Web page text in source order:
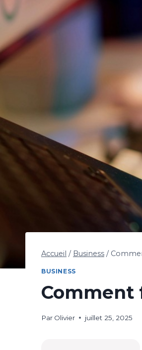
Accueil / Business /
BUSINESS
Comment
Par Olivier juillet 25, 2025